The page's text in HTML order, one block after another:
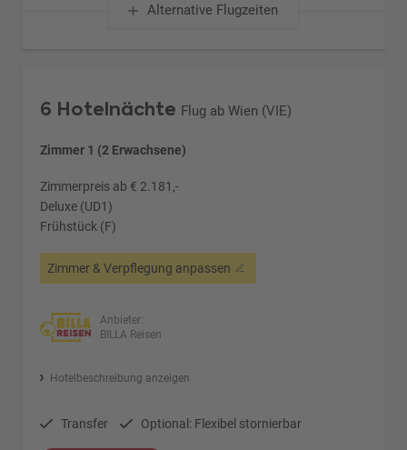
Alternative Flugzeiten
6 Hotelnächte Flug ab Wien (VIE)
Zimmer 1 (2 Erwachsene)
Zimmerpreis ab € 2.181,-
Deluxe (UD1)
Frühstück (F)
Zimmer & Verpflegung anpassen
Anbieter:
BILLA Reisen
Hotelbeschreibung anzeigen
Transfer Optional: Flexibel stornierbar